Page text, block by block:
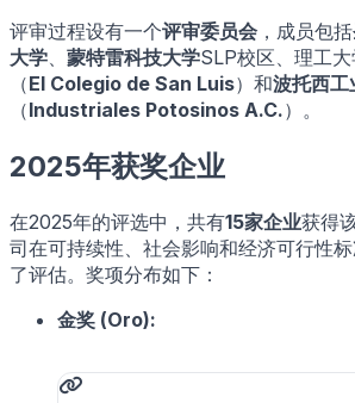
评审过程设有一个评审委员会 ，成员包括
大学、 蒙特雷科技大学SLP校区、理工大
（El Colegio de San Luis）和波托西工
（Industriales Potosinos A.C.）。
2025年获奖企业
在2025年的评选中，共有15家企业获得
司在可持续性、社会影响和经济可行性
了评估。奖项分布如下：
金奖 (Oro):